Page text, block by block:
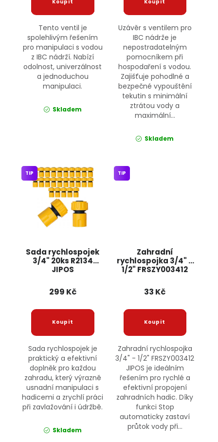
Tento ventil je
spolehlivým řešením
pro manipulaci s vodou
z IBC nádrží. Nabízí
odolnost, univerzálnost
a jednoduchou
manipulaci.
Skladem
Uzávěr s ventilem pro
IBC nádrže je
nepostradatelným
pomocníkem při
hospodaření s vodou.
Zajišťuje pohodlné a
bezpečné vypouštění
tekutin s minimální
ztrátou vody a
maximální...
Skladem
Sada rychlospojek
3/4" 20ks R2134
JIPOS
TIP
299 Kč
Sada rychlospojek je
praktický a efektivní
doplněk pro každou
zahradu, který výrazně
usnadní manipulaci s
hadicemi a zrychlí práci
při zavlažování i údržbě.
Skladem
Zahradní
rychlospojka 3/4" -
1/2" FRSZY003412
TIP
33 Kč
Zahradní rychlospojka
3/4" - 1/2" FRSZY003412
JIPOS je ideálním
řešením pro rychlé a
efektivní propojení
zahradních hadic. Díky
funkci Stop
automaticky zastaví
průtok vody při...